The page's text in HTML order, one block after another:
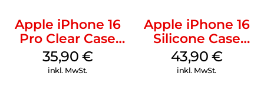
Apple iPhone 16
Pro Clear Case
MagSafe
Transparent
35,90 €
inkl. MwSt.
Apple iPhone 16
Silicone Case
MagSafe Plum
43,90 €
inkl. MwSt.